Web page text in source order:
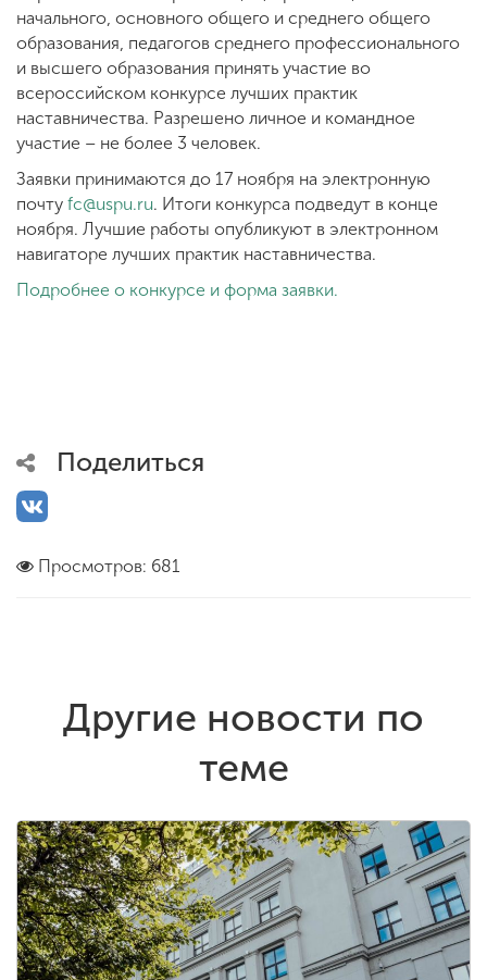
+7 (831) 262-26-20
начального, основного общего и среднего общего
образования, педагогов среднего профессионального
и высшего образования принять участие во
всероссийском конкурсе лучших практик
наставничества. Разрешено личное и командное
участие – не более 3 человек.
Заявки принимаются до 17 ноября на электронную
почту fc@uspu.ru. Итоги конкурса подведут в конце
ноября. Лучшие работы опубликуют в электронном
навигаторе лучших практик наставничества.
Подробнее о конкурсе и форма заявки.
Поделиться
Просмотров: 681
Другие новости по
теме